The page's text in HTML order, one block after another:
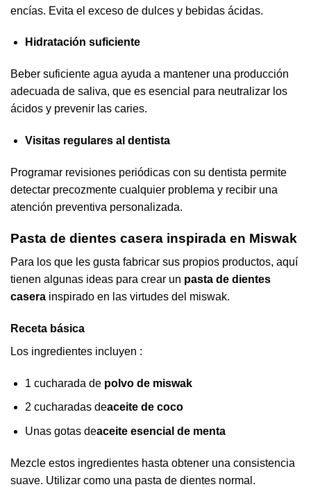
encías. Evita el exceso de dulces y bebidas ácidas.
Hidratación suficiente
Beber suficiente agua ayuda a mantener una producción
adecuada de saliva, que es esencial para neutralizar los
ácidos y prevenir las caries.
Visitas regulares al dentista
Programar revisiones periódicas con su dentista permite
detectar precozmente cualquier problema y recibir una
atención preventiva personalizada.
Pasta de dientes casera inspirada en Miswak
Para los que les gusta fabricar sus propios productos, aquí
tienen algunas ideas para crear un pasta de dientes
casera inspirado en las virtudes del miswak.
Receta básica
Los ingredientes incluyen :
1 cucharada de polvo de miswak
2 cucharadas deaceite de coco
Unas gotas deaceite esencial de menta
Mezcle estos ingredientes hasta obtener una consistencia
suave. Utilizar como una pasta de dientes normal.